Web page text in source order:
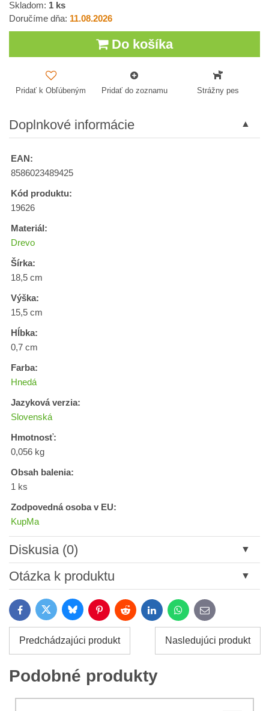
Skladom: 1 ks
Doručíme dňa: 11.08.2026
Do košíka
Pridať k Obľúbeným Pridať do zoznamu Strážny pes
Doplnkové informácie
EAN:
8586023489425
Kód produktu:
19626
Materiál:
Drevo
Šírka:
18,5 cm
Výška:
15,5 cm
Hĺbka:
0,7 cm
Farba:
Hnedá
Jazyková verzia:
Slovenská
Hmotnosť:
0,056 kg
Obsah balenia:
1 ks
Zodpovedná osoba v EU:
KupMa
Diskusia (0)
Nový komentár
Názov:
Meno:*
Otázka k produktu
*
Váš e-mail:*
FacebookTwitter BlueskyPinterestReddit LinkedInWhatsApp
E-
mail
Predchádzajúci produkt Nasledujúci produkt
Podobné produkty